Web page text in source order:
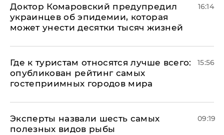
Доктор Комаровский предупредил
украинцев об эпидемии, которая
может унести десятки тысяч жизней
16:14
Где к туристам относятся лучше всего:
опубликован рейтинг самых
гостеприимных городов мира
15:56
Эксперты назвали шесть самых
полезных видов рыбы
09:19